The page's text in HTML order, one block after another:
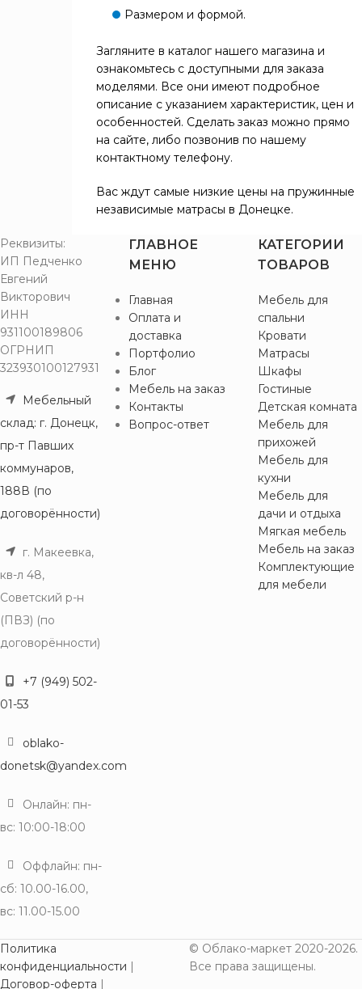
Размером и формой.
Загляните в каталог нашего магазина и
ознакомьтесь с доступными для заказа
моделями. Все они имеют подробное
описание с указанием характеристик, цен и
особенностей. Сделать заказ можно прямо
на сайте, либо позвонив по нашему
контактному телефону.
Вас ждут самые низкие цены на пружинные
независимые матрасы в Донецке.
Реквизиты:
ИП Педченко
Евгений
Викторович
ИНН
931100189806
ОГРНИП
323930100127931
Мебельный
склад: г. Донецк,
пр-т Павших
коммунаров,
188В (по
договорённости)
г. Макеевка,
кв-л 48,
Советский р-н
(ПВЗ) (по
договорённости)
+7 (949) 502-
01-53
oblako-
donetsk@yandex.com
Онлайн: пн-
вс: 10:00-18:00
Оффлайн: пн-
сб: 10.00-16.00,
вс: 11.00-15.00
ГЛАВНОЕ
МЕНЮ
Главная
Оплата и
доставка
Портфолио
Блог
Мебель на заказ
Контакты
Вопрос-ответ
КАТЕГОРИИ
ТОВАРОВ
Мебель для
спальни
Кровати
Матрасы
Шкафы
Гостиные
Детская комната
Мебель для
прихожей
Мебель для
кухни
Мебель для
дачи и отдыха
Мягкая мебель
Мебель на заказ
Комплектующие
для мебели
Политика
конфиденциальности |
Договор-оферта |
© Облако-маркет 2020-2026.
Все права защищены.